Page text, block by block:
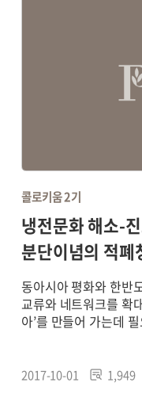
콜로키움 2기
냉전문화 해소-
분단이념의 적폐
동아시아 평화와 한반
교류와 네트워크를 확
아’를 만들어 가는데
2017~2018년에 연구
2017-10-01 1,949